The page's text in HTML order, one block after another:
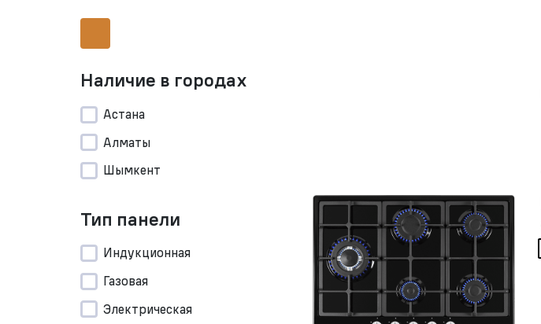
Наличие в городах
Астана
Алматы
Шымкент
Тип панели
Индукционная
Газовая
Электрическая